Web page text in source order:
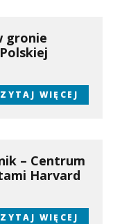
gronie
WIĘCEJ
– Centrum
Harvard
WIĘCEJ